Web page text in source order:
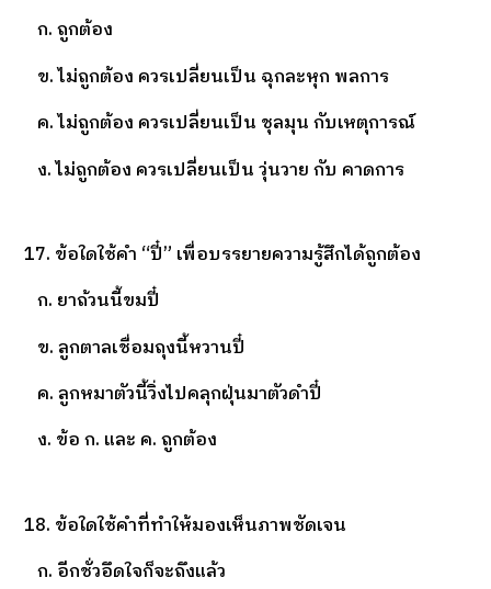
ก. ถูกต้อง
ข. ไม่ถูกต้อง ควรเปลี่ยนเป็น ฉุกละหุก พลการ
ค. ไม่ถูกต้อง ควรเปลี่ยนเป็น ชุลมุน กับเหตุการณ์
ง. ไม่ถูกต้อง ควรเปลี่ยนเป็น วุ่นวาย กับ คาดการ
17. ข้อใดใช้คำ “ปี๋” เพื่อบรรยายความรู้สึกได้ถูกต้อง
ก. ยาถ้วนนี้ขมปี๋
ข. ลูกตาลเชื่อมถุงนี้หวานปี๋
ค. ลูกหมาตัวนี้วิ่งไปคลุกฝุ่นมาตัวดำปี๋
ง. ข้อ ก. และ ค. ถูกต้อง
18. ข้อใดใช้คำที่ทำให้มองเห็นภาพชัดเจน
ก. อีกชั่วอึดใจก็จะถึงแล้ว